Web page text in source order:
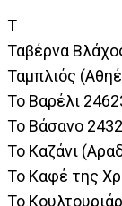
T
Ταβέρνα
Ταμπλιός
Το Βαρέλι
To Βάσανο
Το Καζάνι
To Καφέ της
Το